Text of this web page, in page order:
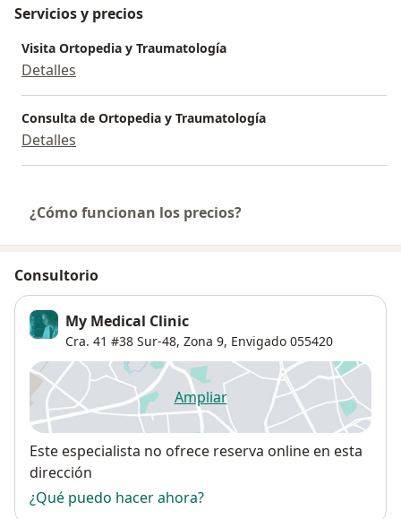
Servicios y precios
Visita Ortopedia y Traumatología
Detalles
Consulta de Ortopedia y Traumatología
Detalles
¿Cómo funcionan los precios?
Consultorio
My Medical Clinic
Cra. 41 #38 Sur-48, Zona 9, Envigado 055420
Ampliarse abre en una nueva
Disponibilidad
Este especialista no ofrece reserva online en esta
dirección
¿Qué puedo hacer ahora?